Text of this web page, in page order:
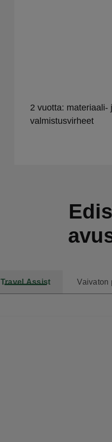
2 vuotta: materiaali-
valmistusvirheet
Travel Assist Vaivaton